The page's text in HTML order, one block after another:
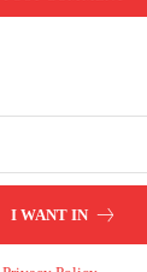
I WANT IN